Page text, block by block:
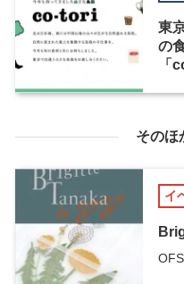
東
の
「
そのほ
イ